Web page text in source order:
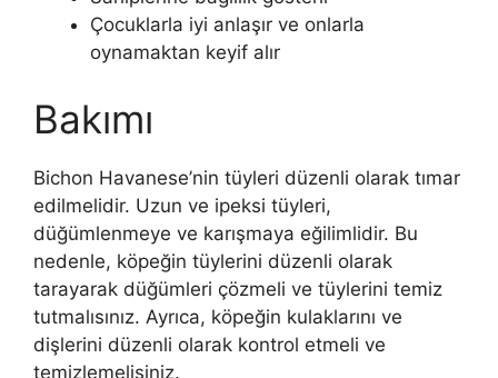
Çocuklarla iyi anlaşır ve onlarla
oynamaktan keyif alır
Bakımı
Bichon Havanese’nin tüyleri düzenli olarak tımar
edilmelidir. Uzun ve ipeksi tüyleri,
düğümlenmeye ve karışmaya eğilimlidir. Bu
nedenle, köpeğin tüylerini düzenli olarak
tarayarak düğümleri çözmeli ve tüylerini temiz
tutmalısınız. Ayrıca, köpeğin kulaklarını ve
dişlerini düzenli olarak kontrol etmeli ve
temizlemelisiniz.